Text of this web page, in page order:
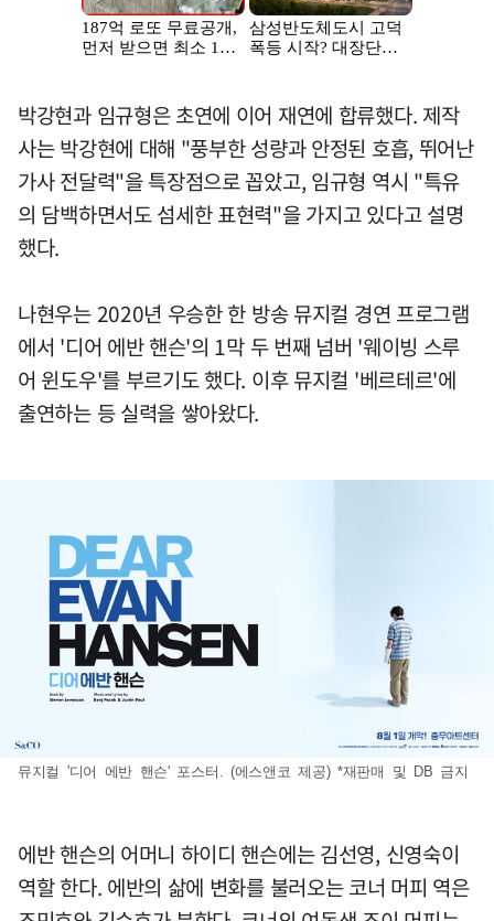
박강현과 임규형은 초연에 이어 재연에 합류했다. 제작
사는 박강현에 대해 "풍부한 성량과 안정된 호흡, 뛰어난
가사 전달력"을 특장점으로 꼽았고, 임규형 역시 "특유
의 담백하면서도 섬세한 표현력"을 가지고 있다고 설명
했다.
나현우는 2020년 우승한 한 방송 뮤지컬 경연 프로그램
에서 '디어 에반 핸슨'의 1막 두 번째 넘버 '웨이빙 스루
어 윈도우'를 부르기도 했다. 이후 뮤지컬 '베르테르'에
출연하는 등 실력을 쌓아왔다.
뮤지컬 '디어 에반 핸슨' 포스터. (에스앤코 제공) *재판매 및 DB 금지
에반 핸슨의 어머니 하이디 핸슨에는 김선영, 신영숙이
역할 한다. 에반의 삶에 변화를 불러오는 코너 머피 역은